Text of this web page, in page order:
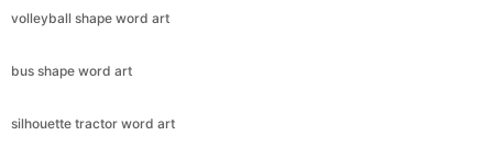
volleyball shape word art
bus shape word art
silhouette tractor word art